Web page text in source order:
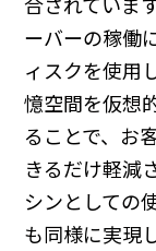
ーバーの稼働
ィスクを使用
憶空間を仮想
ることで、お
きるだけ軽減
シンとしての
も同様に実現